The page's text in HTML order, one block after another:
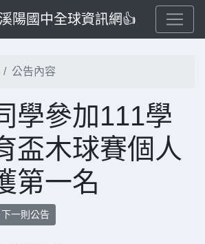
陽國中全球資訊網👍
公告內容
學參加111學
盃木球賽個人
第一名
下一則公告